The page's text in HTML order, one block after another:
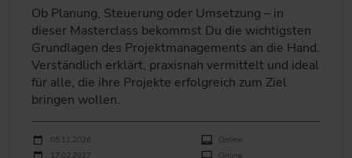
Ob Planung, Steuerung oder Umsetzung – in
dieser Masterclass bekommst Du die wichtigsten
Grundlagen des Projektmanagements an die Hand.
Verständlich erklärt, praxisnah vermittelt und ideal
für alle, die ihre Projekte erfolgreich zum Ziel
bringen wollen.
Durchführungen
Veranstaltungsdatum
05.11.2026
Online
17.02.2027
Online